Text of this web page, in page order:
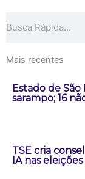
Mais recentes
Estado de
sarampo; 16
TSE cria
IA nas eleições